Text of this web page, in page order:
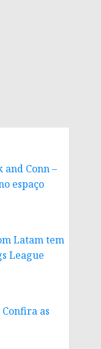
Conn –
espaço
Latam tem
League
as